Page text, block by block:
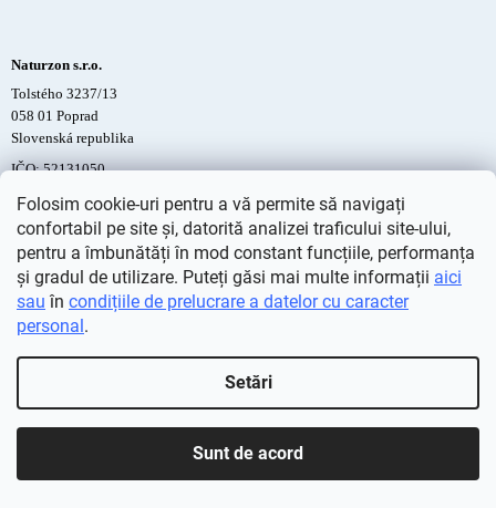
Folosim cookie-uri pentru a vă permite să navigați
confortabil pe site și, datorită analizei traficului site-ului,
pentru a îmbunătăți în mod constant funcțiile, performanța
și gradul de utilizare. Puteți găsi mai multe informații aici
sau în condițiile de prelucrare a datelor cu caracter
personal.
Setări
Sunt de acord
Naturzon s.r.o.
Tolstého 3237/13
058 01 Poprad
Slovenská republika
IČO: 52131050
IČ DPH: SK2120901948